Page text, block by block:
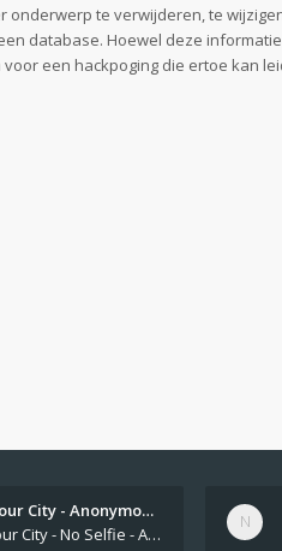
te verwijderen, te
database. Hoewel deze
een hackpoging die ertoe kan
Girls In Your City - Anonymou…
Girls In Your City - No Selfie - Anonymous Sex Dating https://SecretPrivat.com Womens In Your Town - Anonymous S